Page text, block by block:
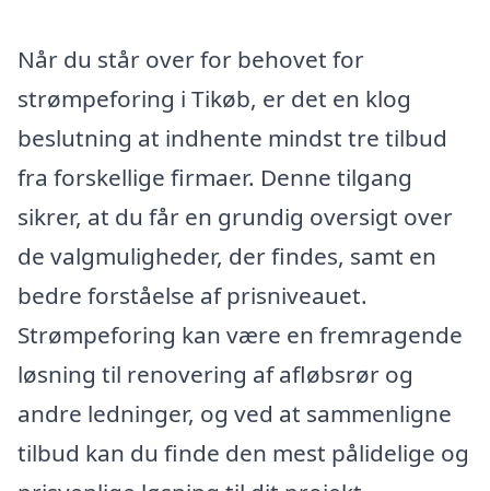
Når du står over for behovet for
strømpeforing i Tikøb, er det en klog
beslutning at indhente mindst tre tilbud
fra forskellige firmaer. Denne tilgang
sikrer, at du får en grundig oversigt over
de valgmuligheder, der findes, samt en
bedre forståelse af prisniveauet.
Strømpeforing kan være en fremragende
løsning til renovering af afløbsrør og
andre ledninger, og ved at sammenligne
tilbud kan du finde den mest pålidelige og